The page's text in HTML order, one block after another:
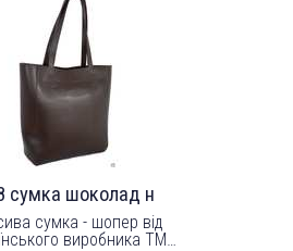
сумка шоколад н
сумка - шопер від
виробника ТМ